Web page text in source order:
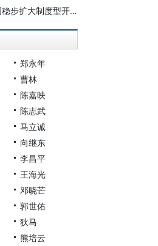
王德蓉：深刻把握我国稳步扩大制度型开放的重大意义
郑永年
曹林
陈嘉映
陈志武
马立诚
向继东
李昌平
王海光
邓晓芒
郭世佑
狄马
熊培云